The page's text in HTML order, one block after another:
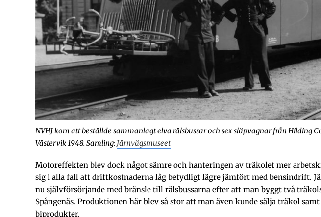
NVHJ kom att beställde sammanlagt elva rälsbussar och sex släpvagnar från Hilding
Västervik 1948. Samling: Järnvägsmuseet
Motoreffekten blev dock något sämre och hanteringen av träkolet mer
sig i alla fall att driftkostnaderna låg betydligt lägre jämfört med bensindrift.
nu självförsörjande med bränsle till rälsbussarna efter att man byggt två
Spångenäs. Produktionen här blev så stor att man även kunde sälja träkol
biprodukter.